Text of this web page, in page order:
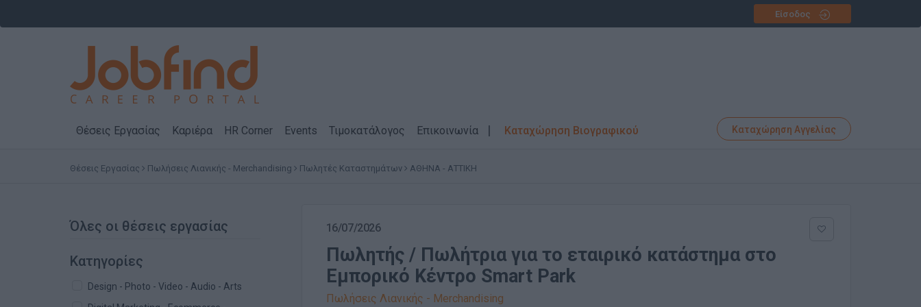
Είσοδος
Θέσεις Εργασίας Καριέρα HR Corner Events Τιμοκατάλογος Επικοινωνία Καταχώρηση Βιογραφικού Καταχώρηση Αγγελίας
Θέσεις Εργασίας Πωλήσεις Λιανικής - Merchandising Πωλητές Καταστημάτων ΑΘΗΝΑ - ΑΤΤΙΚΗ
Όλες οι θέσεις εργασίας
Κατηγορίες
Design - Photo - Video - Audio - Arts
16/07/2026
Πωλητής / Πωλήτρια για το εταιρικό κατάστημα στο
Εμπορικό Κέντρο Smart Park
Πωλήσεις Λιανικής - Merchandising